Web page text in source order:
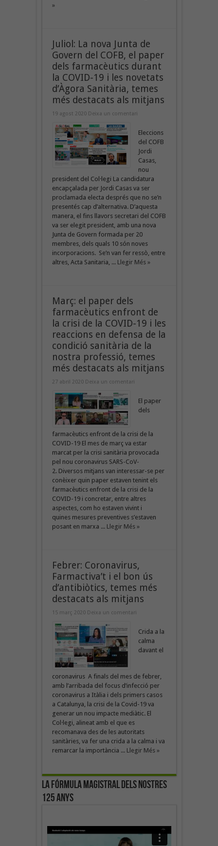
»
Juliol: La nova Junta de
Govern del COFB, el paper
dels farmacèutics durant
la COVID-19 i les novetats
d’Àgora Sanitària, temes
més destacats als mitjans
19 agost 2020 Deixa un comentari
Eleccions
del COFB
Jordi
Casas,
nou
president del Col·legi La candidatura
encapçalada per Jordi Casas va ser
proclamada electa després que no se’n
presentés cap d’alternativa. D’aquesta
manera, el fins llavors secretari del COFB
va ser elegit president, amb una nova
Junta de Govern formada per 20
membres, dels quals 10 són noves
incorporacions. Se’n van fer ressò, entre
altres, Acta Sanitaria, ... Llegir Més »
Març: el paper dels
farmacèutics enfront de
la crisi de la COVID-19 i les
reaccions en defensa de la
condició sanitària de la
nostra professió, temes
més destacats als mitjans
27 abril 2020 Deixa un comentari
El paper
dels
farmacèutics enfront de la crisi de la
COVID-19 El mes de març va estar
marcat per la crisi sanitària provocada
pel nou coronavirus SARS-CoV-
2. Diversos mitjans van interessar-se per
conèixer quin paper estaven tenint els
farmacèutics enfront de la crisi de la
COVID-19 i concretar, entre altres
aspectes, com ho estaven vivint i
quines mesures preventives s’estaven
posant en marxa ... Llegir Més »
Febrer: Coronavirus,
Farmactiva’t i el bon ús
d’antibiòtics, temes més
destacats als mitjans
15 març 2020 Deixa un comentari
Crida a la
calma
davant el
coronavirus A finals del mes de febrer,
amb l’arribada del focus d’infecció per
coronavirus a Itàlia i dels primers casos
a Catalunya, la crisi de la Covid-19 va
generar un nou impacte mediàtic. El
Col·legi, alineat amb el que es
recomanava des de les autoritats
sanitàries, va fer una crida a la calma i va
remarcar la importància ... Llegir Més »
La fórmula magistral dels nostres
125 anys